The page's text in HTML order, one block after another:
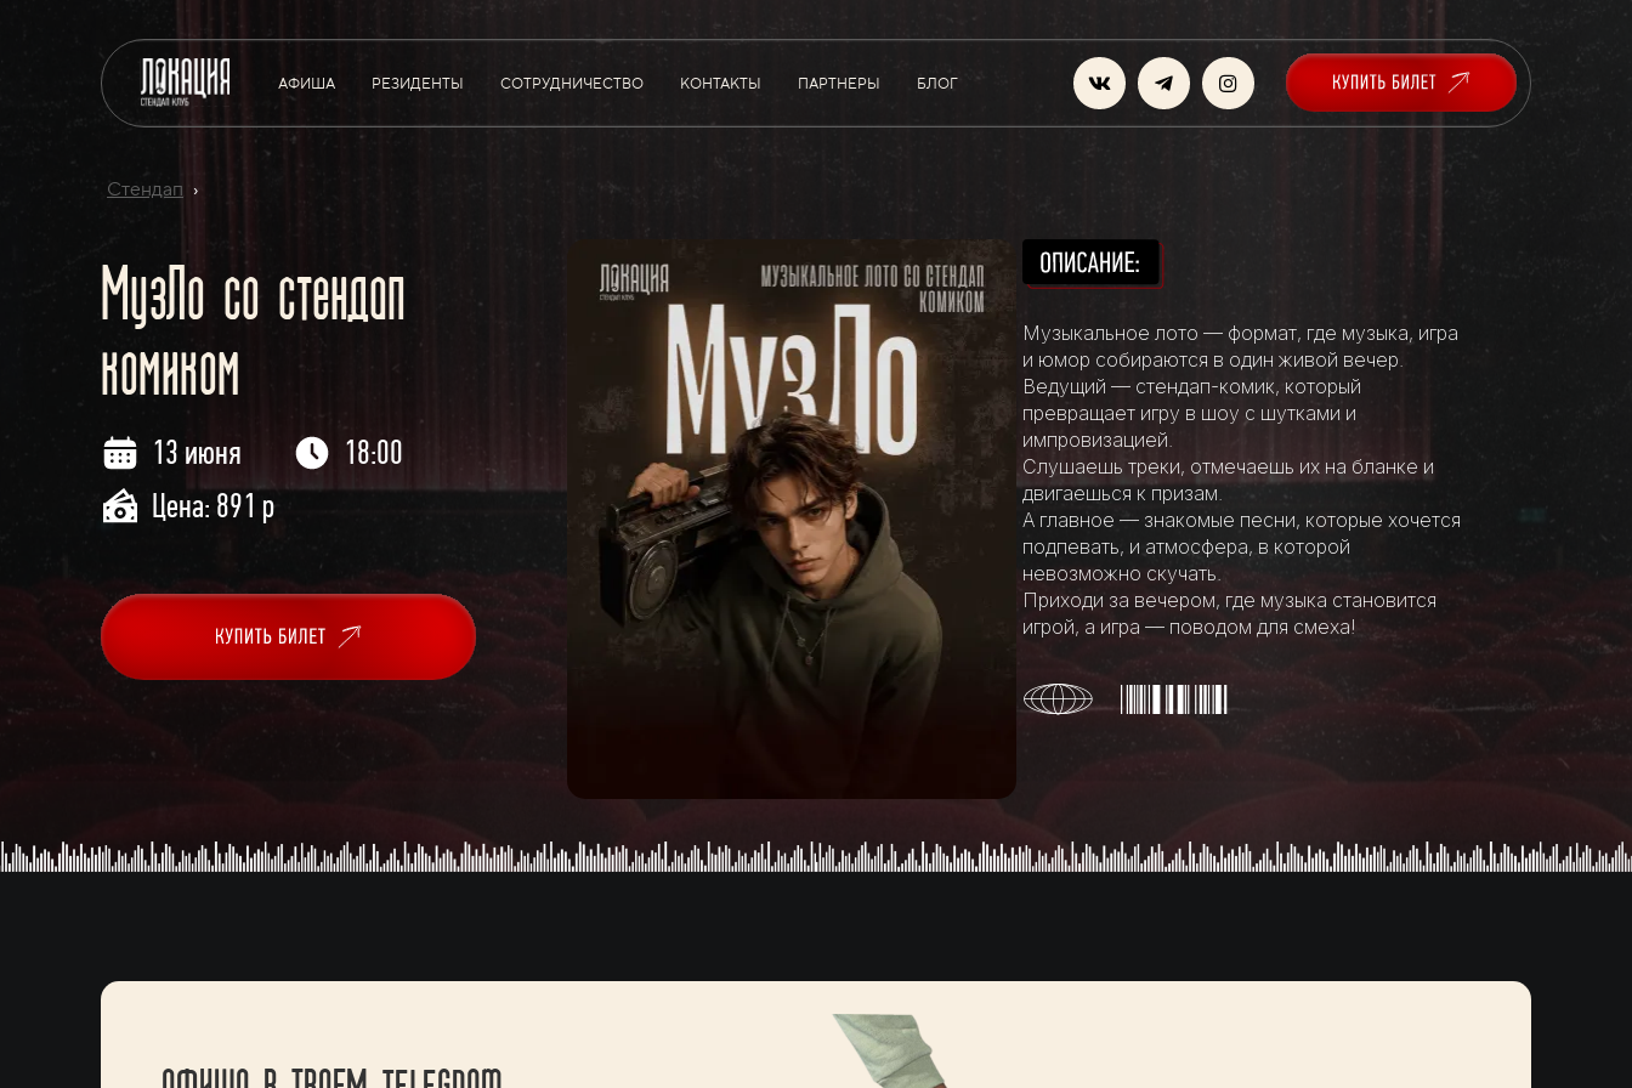
АФИША РЕЗИДЕНТЫ СОТРУДНИЧЕСТВО КОНТАКТЫ ПАРТНЕРЫ БЛОГ
Стендап ›
МузЛо со стендап
комиком
13 июня
18:00
Цена: 891 р
Музыкальное лото — формат, где музыка, игра
и юмор собираются в один живой вечер.
Ведущий — стендап-комик, который
превращает игру в шоу с шутками и
импровизацией.
Слушаешь треки, отмечаешь их на бланке и
двигаешься к призам.
А главное — знакомые песни, которые хочется
подпевать, и атмосфера, в которой
невозможно скучать.
Приходи за вечером, где музыка становится
игрой, а игра — поводом для смеха!